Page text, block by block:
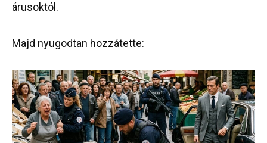
árusoktól.
Majd nyugodtan hozzátette: